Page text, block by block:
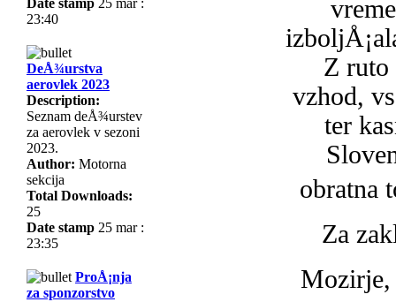
Date stamp 25 mar :
23:40
DeÅ¾urstva
aerovlek 2023
Description:
Seznam deÅ¾urstev
za aerovlek v sezoni
2023.
Author: Motorna
sekcija
Total Downloads:
25
Date stamp 25 mar :
23:35
ProÅ¡nja
za sponzorstvo
Z ruto
vzhod,
ter
obratna
Za
Mozirje,